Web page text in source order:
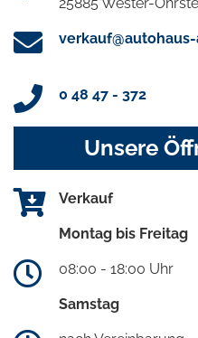
0 48 47 - 372
Unsere
Verkauf
Montag bis Freitag
08:00 - 18:00 Uhr
Samstag